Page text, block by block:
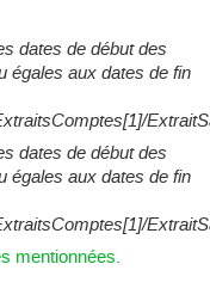
dates de début des
égales aux dates de fin
dates de début des
égales aux dates de fin
mentionnées.